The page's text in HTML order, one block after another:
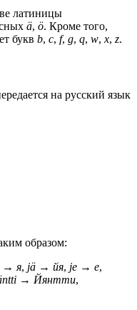
латиницы
ä, ö. Кроме того,
букв b, c, f, g, q, w,x, z.
на русский язык
образом:
→ я, jä → йя, je → е,
→ Йянтти,